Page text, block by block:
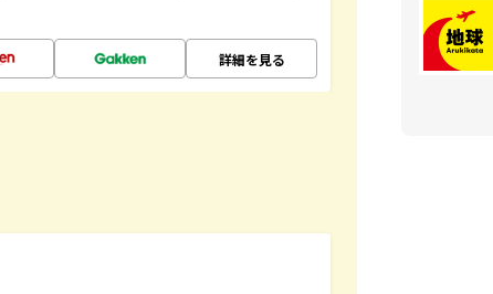
詳細を見る